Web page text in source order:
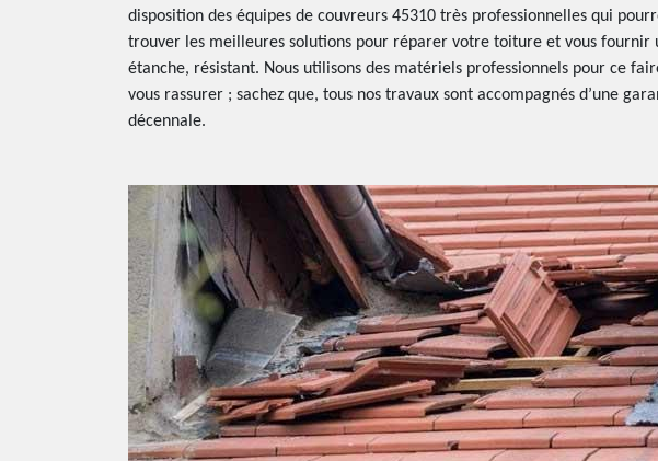
disposition des équipes de couvreurs 45310 très professionnelles qui
trouver les meilleures solutions pour réparer votre toiture et vous fournir
étanche, résistant. Nous utilisons des matériels professionnels pour ce
vous rassurer ; sachez que, tous nos travaux sont accompagnés d’une
décennale.